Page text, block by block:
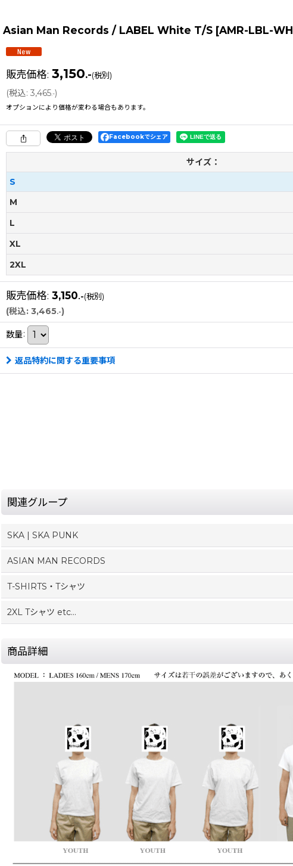
Asian Man Records / LABEL White T/S [AMR-LBL-WH
販売価格: 3,150.-(税別)
(税込: 3,465.-)
オプションにより価格が変わる場合もあります。
Facebookでシェア
サイズ：
S
M
L
XL
2XL
販売価格: 3,150.-(税別)
(税込: 3,465.-)
数量:
返品特約に関する重要事項
関連グループ
SKA | SKA PUNK
ASIAN MAN RECORDS
T-SHIRTS・Tシャツ
2XL Tシャツ etc...
商品詳細